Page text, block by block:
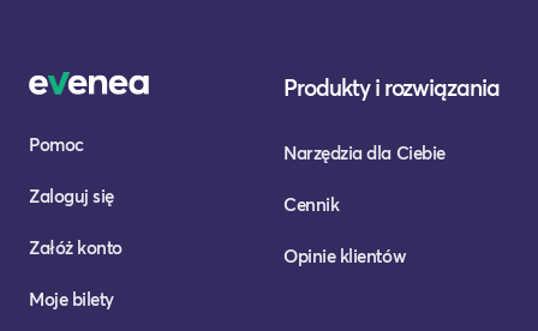
Pomoc
Zaloguj się
Załóż konto
Moje bilety
Produkty i rozwiązania
Narzędzia dla Ciebie
Cennik
Opinie klientów